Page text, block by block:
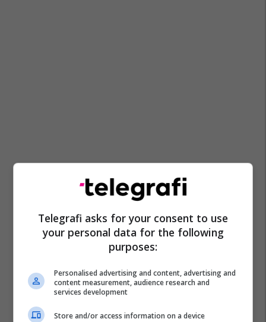
Telegrafi asks for your consent to use
your personal data for the following
purposes:
Personalised advertising and content, advertising and
content measurement, audience research and
services development
Store and/or access information on a device